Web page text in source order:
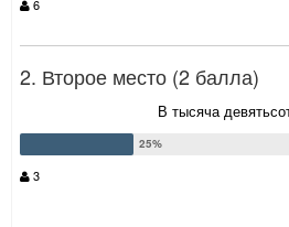
6
2. Второе место (2 балла)
В тысяча
3